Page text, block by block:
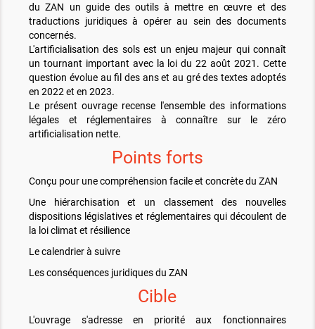
du ZAN un guide des outils à mettre en œuvre et des
traductions juridiques à opérer au sein des documents
concernés.
L'artificialisation des sols est un enjeu majeur qui connaît
un tournant important avec la loi du 22 août 2021. Cette
question évolue au fil des ans et au gré des textes adoptés
en 2022 et en 2023.
Le présent ouvrage recense l'ensemble des informations
légales et réglementaires à connaître sur le zéro
artificialisation nette.
Points forts
Conçu pour une compréhension facile et concrète du ZAN
Une hiérarchisation et un classement des nouvelles
dispositions législatives et réglementaires qui découlent de
la loi climat et résilience
Le calendrier à suivre
Les conséquences juridiques du ZAN
Cible
L'ouvrage s'adresse en priorité aux fonctionnaires